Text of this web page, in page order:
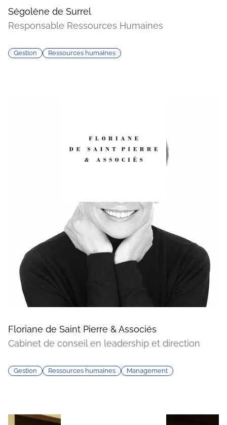
Ségolène de Surrel
Responsable Ressources Humaines
Gestion Ressources humaines
Floriane de Saint Pierre & Associés
Cabinet de conseil en leadership et direction
Gestion Ressources humaines Management